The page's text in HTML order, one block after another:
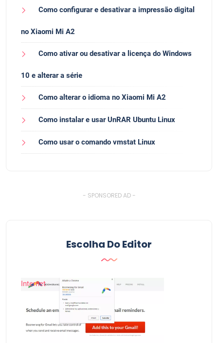
Como configurar e desativar a impressão digital
no Xiaomi Mi A2
Como ativar ou desativar a licença do Windows
10 e alterar a série
Como alterar o idioma no Xiaomi Mi A2
Como instalar e usar UnRAR Ubuntu Linux
Como usar o comando vmstat Linux
- SPONSORED AD -
Escolha Do Editor
Internet